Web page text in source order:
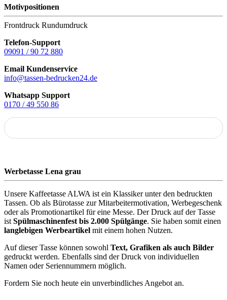
Motivpositionen
Frontdruck Rundumdruck
Telefon-Support
09091 / 90 72 880
Email Kundenservice
info@tassen-bedrucken24.de
Whatsapp Support
0170 / 49 550 86
Werbetasse Lena grau
Unsere Kaffeetasse ALWA ist ein Klassiker unter den bedruckten
Tassen. Ob als Bürotasse zur Mitarbeitermotivation, Werbegeschenk
oder als Promotionartikel für eine Messe. Der Druck auf der Tasse
ist Spülmaschinenfest bis 2.000 Spülgänge. Sie haben somit einen
langlebigen Werbeartikel mit einem hohen Nutzen.
Auf dieser Tasse können sowohl Text, Grafiken als auch Bilder
gedruckt werden. Ebenfalls sind der Druck von individuellen
Namen oder Seriennummern möglich.
Fordern Sie noch heute ein unverbindliches Angebot an.